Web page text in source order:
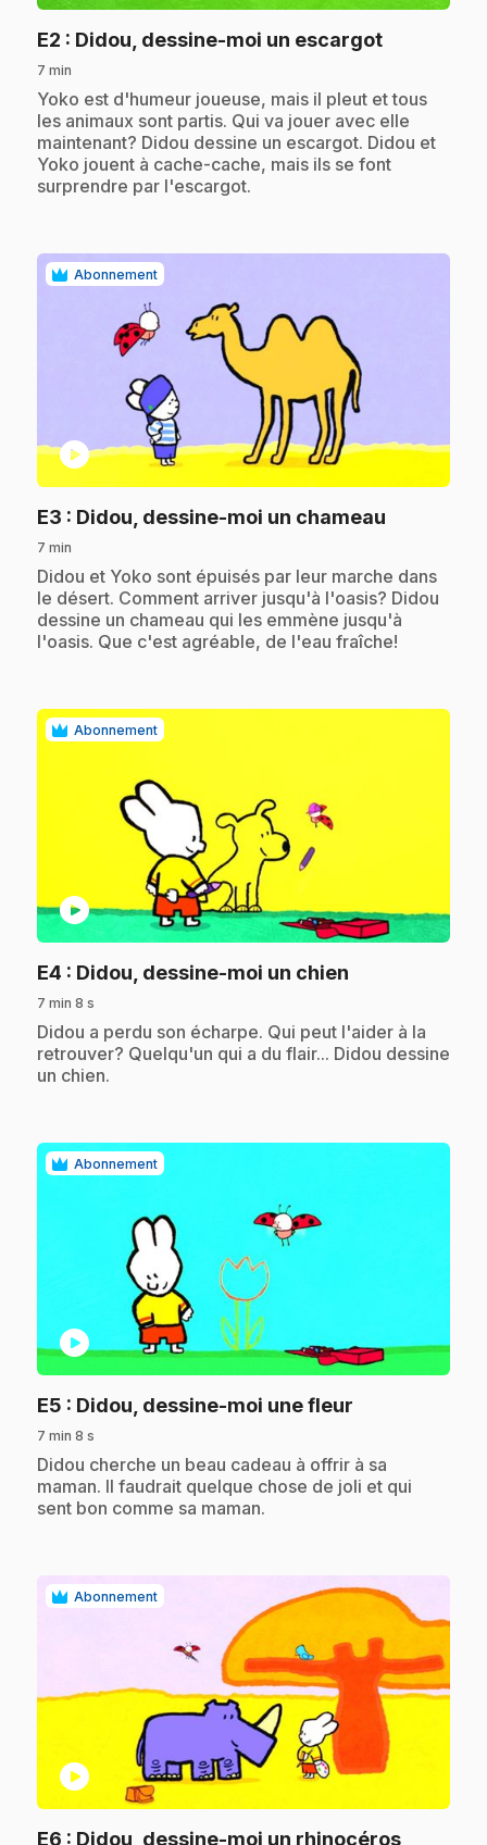
E2 : Didou, dessine-moi un escargot.
7 min
.Yoko est d'humeur joueuse, mais il pleut et tous
les animaux sont partis. Qui va jouer avec elle
maintenant? Didou dessine un escargot. Didou et
Yoko jouent à cache-cache, mais ils se font
surprendre par l'escargot.
Abonnement
play_circle
E3 : Didou, dessine-moi un chameau
7 min
.Didou et Yoko sont épuisés par leur marche dans
le désert. Comment arriver jusqu'à l'oasis? Didou
dessine un chameau qui les emmène jusqu'à
l'oasis. Que c'est agréable, de l'eau fraîche!
Abonnement
play_circle
E4 : Didou, dessine-moi un chien
7 min 8 s
.Didou a perdu son écharpe. Qui peut l'aider à la
retrouver? Quelqu'un qui a du flair... Didou dessine
un chien.
Abonnement
play_circle
E5 : Didou, dessine-moi une fleur
7 min 8 s
.Didou cherche un beau cadeau à offrir à sa
maman. Il faudrait quelque chose de joli et qui
sent bon comme sa maman.
Abonnement
play_circle
E6 : Didou, dessine-moi un rhinocéros.